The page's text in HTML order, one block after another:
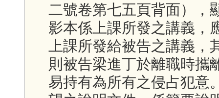
二號卷第七五頁背面），
影本係上課所發之講義，
上課所發給被告之講義
則被告梁進丁於離職時攜
易持有為所有之侵占犯意